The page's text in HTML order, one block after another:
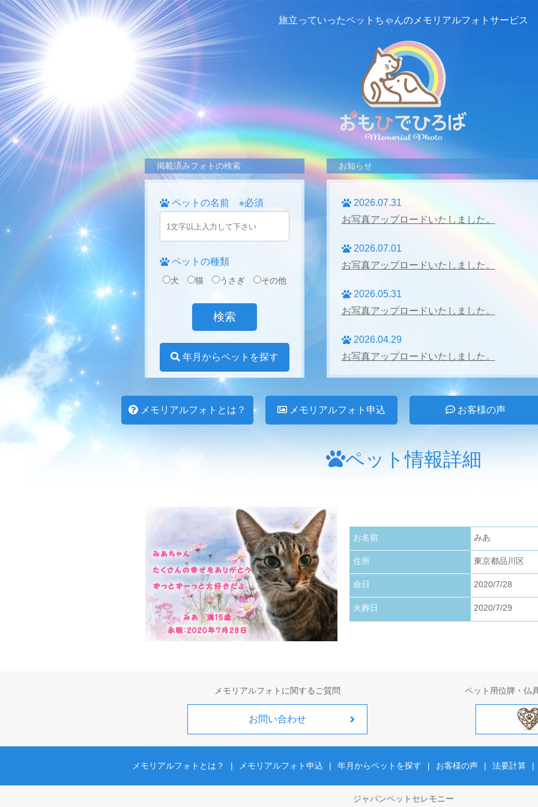
旅立っていったペットちゃんの メモリアルフォトサービス
掲載済みフォトの検索
ペットの名前 ※必須
ペットの種類
犬 猫 うさぎ その他
年月からペットを探す
お知らせ
2026.07.31
お写真アップロードいたしました。
2026.07.01
お写真アップロードいたしました。
2026.05.31
お写真アップロードいたしました。
2026.04.29
お写真アップロードいたしました。
お写真アップロードいたしました。
お写真アップロードいたしました。
2026.01.22
お写真アップロードいたしました。
2026.01.01
メモリアルフォトとは？ メモリアルフォト申込 お客様の声
ペット情報詳細
お名前 みあ
住所 東京都品川区
命日 2020/7/28
火葬日 2020/7/29
メモリアルフォトに関するご質問
お問い合わせ
ペット用位牌・仏
メモリアルフォトとは？ | メモリアルフォト申込 | 年月からペットを探す | お客様の声 | 法要計算 |
ジャパンペットセレモニー